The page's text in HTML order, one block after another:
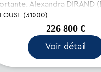
Alexandra DIRAND
- Numéro RSAC :
(31000)
226 800 €
Voir détail